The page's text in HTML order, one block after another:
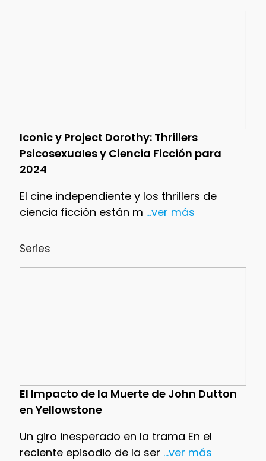
Iconic y Project Dorothy: Thrillers
Psicosexuales y Ciencia Ficción para
2024
El cine independiente y los thrillers de
ciencia ficción están m ...ver más
Series
El Impacto de la Muerte de John Dutton
en Yellowstone
Un giro inesperado en la trama En el
reciente episodio de la ser ...ver más